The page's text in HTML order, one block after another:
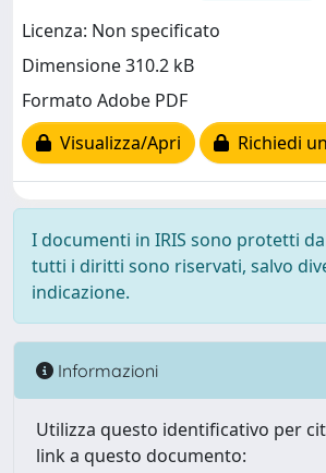
Licenza: Non specificato
Dimensione 310.2 kB
Formato Adobe PDF
Visualizza/Apri
Richiedi
I documenti in IRIS sono protetti
tutti i diritti sono riservati, salvo
indicazione.
Informazioni
Utilizza questo identificativo per
link a questo documento: